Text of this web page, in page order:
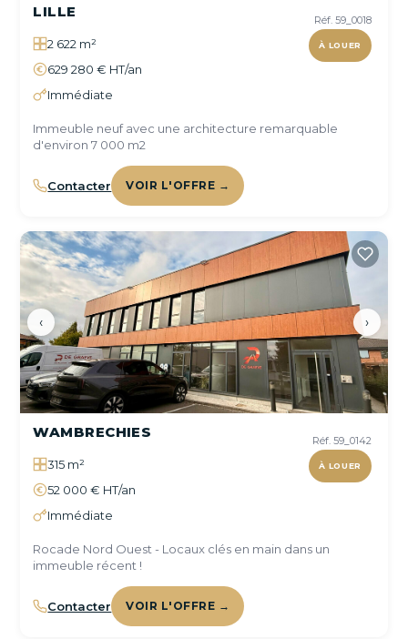
Réf. 59_0018
À LOUER
LILLE
2 622 m²
629 280 € HT/an
Immédiate
Immeuble neuf avec une architecture remarquable
d'environ 7 000 m2
Contacter VOIR L'OFFRE →
‹ ›
Réf. 59_0142
À LOUER
WAMBRECHIES
315 m²
52 000 € HT/an
Immédiate
Rocade Nord Ouest - Locaux clés en main dans un
immeuble récent !
Contacter VOIR L'OFFRE →